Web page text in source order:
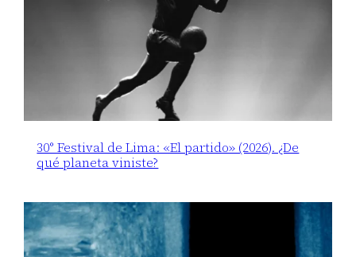
30° Festival de Lima: «El partido» (2026). ¿De
qué planeta viniste?